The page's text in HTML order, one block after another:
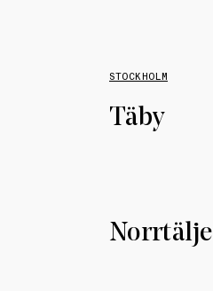
STOCKHOLM
Täby
Norrtälje